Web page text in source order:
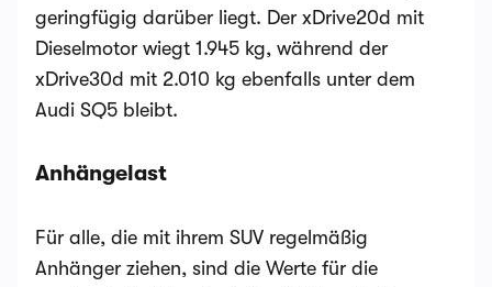
geringfügig darüber liegt. Der xDrive20d mit
Dieselmotor wiegt 1.945 kg, während der
xDrive30d mit 2.010 kg ebenfalls unter dem
Audi SQ5 bleibt​.
Anhängelast
Für alle, die mit ihrem SUV regelmäßig
Anhänger ziehen, sind die Werte für die